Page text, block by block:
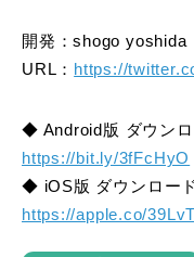
開発：shogo yoshida
URL： https://
◆ Android版 ダウン
https://bit.ly/3fFcHyO
◆ iOS版 ダウンロード
https://apple.co/